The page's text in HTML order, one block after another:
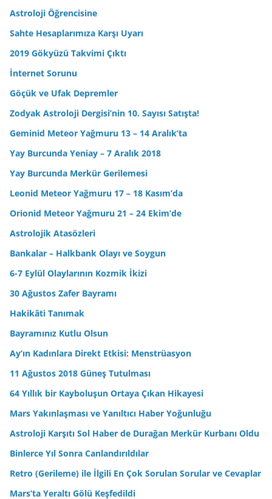
Astroloji Öğrencisine
Sahte Hesaplarımıza Karşı Uyarı
2019 Gökyüzü Takvimi Çıktı
İnternet Sorunu
Göçük ve Ufak Depremler
Zodyak Astroloji Dergisi’nin 10. Sayısı Satışta!
Geminid Meteor Yağmuru 13 – 14 Aralık’ta
Yay Burcunda Yeniay – 7 Aralık 2018
Yay Burcunda Merkür Gerilemesi
Leonid Meteor Yağmuru 17 – 18 Kasım’da
Orionid Meteor Yağmuru 21 – 24 Ekim’de
Astrolojik Atasözleri
Bankalar – Halkbank Olayı ve Soygun
6-7 Eylül Olaylarının Kozmik İkizi
30 Ağustos Zafer Bayramı
Hakikâti Tanımak
Bayramınız Kutlu Olsun
Ay’ın Kadınlara Direkt Etkisi: Menstrüasyon
11 Ağustos 2018 Güneş Tutulması
64 Yıllık bir Kayboluşun Ortaya Çıkan Hikayesi
Mars Yakınlaşması ve Yanıltıcı Haber Yoğunluğu
Astroloji Karşıtı Sol Haber de Durağan Merkür Kurbanı Oldu
Binlerce Yıl Sonra Canlandırıldılar
Retro (Gerileme) ile İlgili En Çok Sorulan Sorular ve Cevaplar
Mars’ta Yeraltı Gölü Keşfedildi